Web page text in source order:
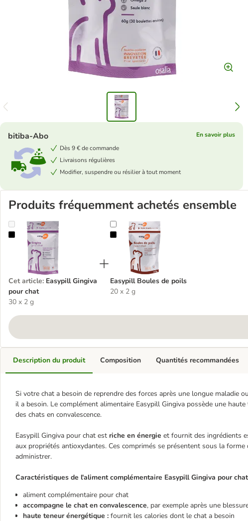
bitiba-Abo
En savoir plus
Dès 9 € de commande
Livraisons régulières
Modifier, suspendre ou résilier à tout moment
Produits fréquemment achetés ensemble
Easypill Gingiva pour chat
Cet article: Easypill Gingiva
pour chat
30 x 2 g
Easypill Boules de poils
Easypill Boules de poils
20 x 2 g
Description du produit
Si votre chat a besoin de reprendre des forces après une longue maladie
il a besoin. Le complément alimentaire Easypill Gingiva possède une
des chats en convalescence.
Easypill Gingiva pour chat est riche en énergie et fournit des ingrédients
aux propriétés antioxydantes. Ces comprimés se présentent sous la forme
administrer.
Caractéristiques de l'aliment complémentaire Easypill Gingiva pour
aliment complémentaire pour chat
accompagne le chat en convalescence, par exemple après une
haute teneur énergétique : fournit les calories dont le chat a besoin
Composition Quantités recommandées